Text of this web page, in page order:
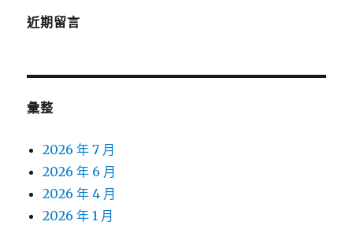
近期留言
彙整
2026 年 7 月
2026 年 6 月
2026 年 4 月
2026 年 1 月